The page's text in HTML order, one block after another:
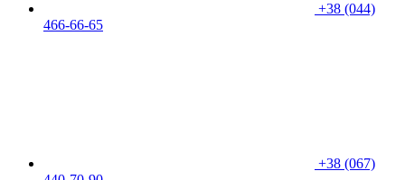
+38 (044)
466-66-65
+38 (067)